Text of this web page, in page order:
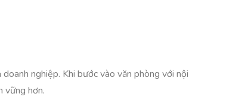
nghiệp. Khi bước vào văn phòng với nội
vững hơn.